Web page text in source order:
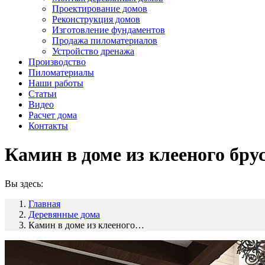
Проектирование домов
Реконструкция домов
Изготовление фундаментов
Продажа пиломатериалов
Устройство дренажа
Производство
Пиломатериалы
Наши работы
Статьи
Видео
Расчет дома
Контакты
Камин в доме из клееного
Вы здесь:
Главная
Деревянные дома
Камин в доме из клееного…